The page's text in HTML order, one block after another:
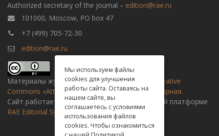
Authorized secretary of the journal – edition@rae.ru
101000, Moscow, PO box 47
+7 (499) 705-72-30
edition@rae.ru
Материалы журнала доступны полицензии Creative
Commons «Attribution» («Атрибуция») 4.0 Всемирная.
Сайт работает на универсальной издательской платформе
RAE Editorial System
Мы используем файлы
cookies для улучшения
работы сайта. Оставаясь на
нашем сайте, вы
соглашаетесь с условиями
использования файлов
cookies. Чтобы ознакомиться